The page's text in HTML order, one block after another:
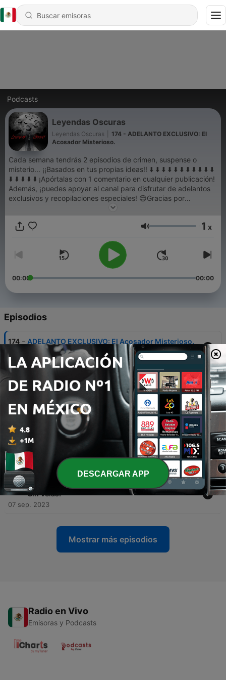
Podcasts
Leyendas Oscuras
Leyendas Oscuras
174 - ADELANTO EXCLUSIVO: El
Acosador Misterioso.
Cada semana tendrás 2 episodios de crimen, suspense o
misterio... ¡¡Basados en tus propias ideas!! ⬇️ ⬇️ ⬇️ ⬇️ ⬇️ ⬇️ ⬇️ ⬇️ ⬇️ ⬇️ ⬇️
⬇️ ⬇️ ⬇️ ⬇️ ⬇️ ¡Apórtalas con 1 comentario en cualquier publicación!
Además, ¡puedes apoyar al canal para disfrutar de adelantos
exclusivos y recopilaciones especiales! 😊Gracias por
ayudarnos a seguir creciendo😊
Volumen 1 x
00:00 00:00
Episodios
174 - ADELANTO EXCLUSIVO: El Acosador Misterioso.
16 sep. 2023
173
Sacrificio Mortal. CAPÍTULO FINAL: Lección de
Injusticia.
14 sep. 2023
172 - Sacrificio Mortal. Capítulo 1: Asesinato.
12 sep. 2023
171 - SERIE COMPLETA: Los Crímenes del Bar de
Carretera.
11 sep. 2023
170 - Crimen en Alta Mar. CAPÍTULO FINAL: Navegando
Sin Velas.
07 sep. 2023
Mostrar más episodios
Radio en Vivo
Emisoras y Podcasts
DESCARGAR APP